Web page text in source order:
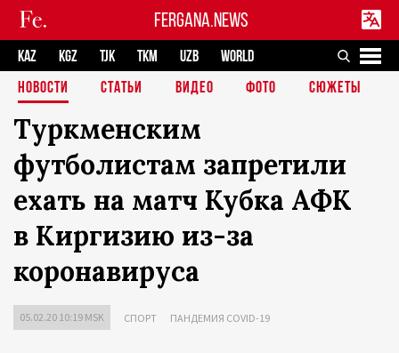
FERGANA.NEWS
KAZ KGZ TJK TKM UZB
WORLD
НОВОСТИ
СТАТЬИ ВИДЕО ФОТО СЮЖЕТЫ
Туркменским
футболистам запретили
ехать на матч Кубка АФК
в Киргизию из-за
коронавируса
05.02.20 10:19 MSK СПОРТ ПАНДЕМИЯ COVID-19